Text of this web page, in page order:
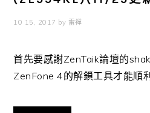
10 15, 2017 by 雷禪
首先要感謝ZenTaik論壇的
ZenFone 4的解鎖工具才能順